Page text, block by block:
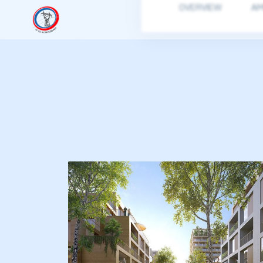
OVERVIEW